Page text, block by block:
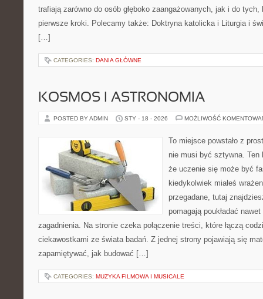
trafiają zarówno do osób głęboko zaangażowanych, jak i do
pierwsze kroki. Polecamy także: Doktryna katolicka i Liturgia i
[…]
CATEGORIES: DANIA GŁÓWNE
KOSMOS I ASTRONOMIA
POSTED BY ADMIN STY - 18 - 2026 MOŻLIWOŚĆ
To miejsce powstało z
nie musi być sztywna.
że uczenie się może być
kiedykolwiek miałeś
przegadane, tutaj
pomagają poukładać
zagadnienia. Na stronie czeka połączenie treści, które łączą
ciekawostkami ze świata badań. Z jednej strony pojawiają się
zapamiętywać, jak budować […]
CATEGORIES: MUZYKA FILMOWA I MUSICALE